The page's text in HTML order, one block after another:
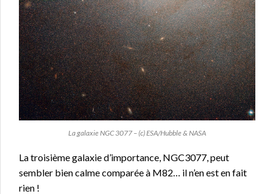
La galaxie NGC 3077 – (c) ESA/Hubble & NASA
La troisième galaxie d’importance, NGC3077, peut
sembler bien calme comparée à M82… il n’en est en fait
rien !